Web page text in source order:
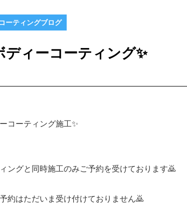
ーティングブログ
ディーコーティング✨
コーティング施工✨
ングと同時施工のみご予約を受けております🙇
約はただいま受け付けておりません🙇